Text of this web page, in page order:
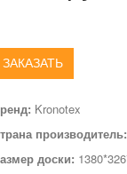
ЗАКАЗАТЬ
Kronotex
производитель:
доски: